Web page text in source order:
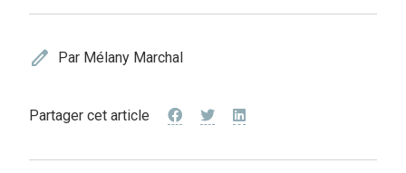
edit Par Mélany Marchal
Partager cet article